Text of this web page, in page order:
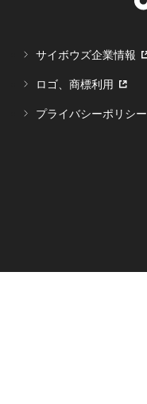
サイボウズ企業情報
ロゴ、商標利用
プライバシーポリシー